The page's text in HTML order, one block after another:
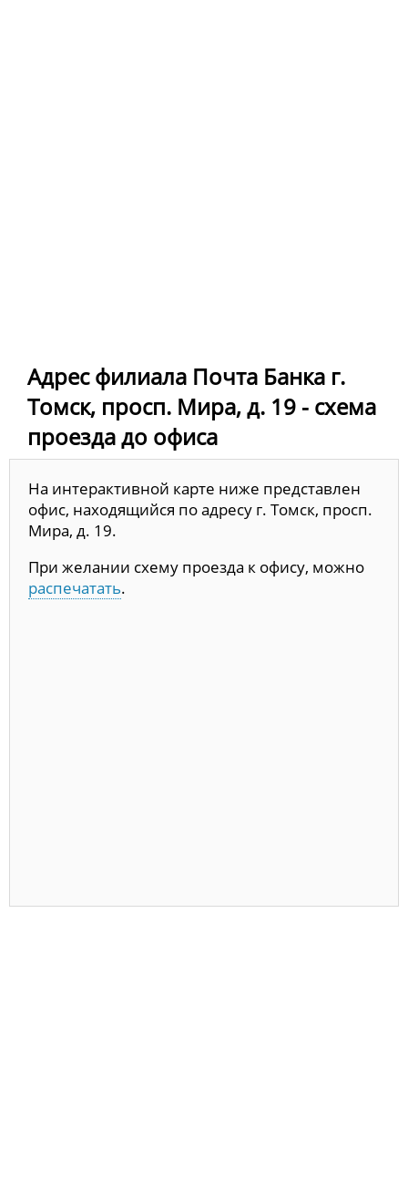
Адрес филиала Почта Банка г.
Томск, просп. Мира, д. 19 - схема
проезда до офиса
На интерактивной карте ниже представлен
офис, находящийся по адресу г. Томск, просп.
Мира, д. 19.
При желании схему проезда к офису, можно
распечатать.